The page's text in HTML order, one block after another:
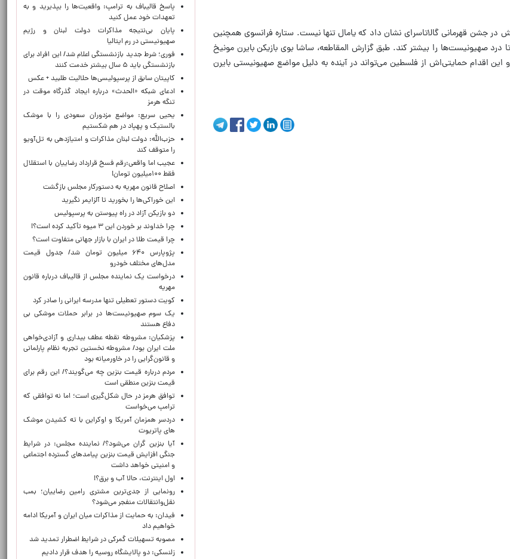
در جشن قهرمانی گالاتاسرای نشان داد که یامال تنها نیست. ستاره فرانسوی همچنین
صهیونیست‌ها را بیشتر کند. طبق گزارش المقاطعه، ساشا بوی بازیکن بایرن مونیخ
اقدام حمایتی‌اش از فلسطین می‌تواند در آینده به دلیل مواضع صهیونیستی بایرن
پاسخ قالیباف به ترامپ: واقعیت‌ها را بپذیرید و به
تعهدات خود عمل کنید
پایان بی‌نتیجه مذاکرات دولت لبنان و رژیم
صهیونیستی در رم ایتالیا
فوری؛ شرط جدید بازنشستگی اعلام شد/ این افراد برای
بازنشستگی باید ۵ سال بیشتر خدمت کنند
کاپیتان سابق از پرسپولیسی‌ها حلالیت طلبید + عکس
ادعای شبکه «الحدث» درباره ایجاد گذرگاه موقت در
تنگه هرمز
یحیی سریع: مواضع مزدوران سعودی را با موشک
بالستیک و پهپاد در هم شکستیم
حزب‌الله: دولت لبنان مذاکرات و امتیازدهی به تل‌آویو
را متوقف کند
عجیب اما واقعی:رقم فسخ قرارداد رضاییان با استقلال
فقط ۱۰۰میلیون تومان!
اصلاح قانون مهریه به دستورکار مجلس بازگشت
این خوراکی‌ها را بخورید تا آلزایمر نگیرید
دو بازیکن آزاد در راه پیوستن به پرسپولیس
چرا خداوند بر خوردن این ۳ میوه تأکید کرده است؟!
چرا قیمت طلا در ایران با بازار جهانی متفاوت است؟
پژوپارس ۶۴۰ میلیون تومان شد/ جدول قیمت
مدل‌های مختلف خودرو
درخواست یک نماینده مجلس از قالیباف درباره قانون
مهریه
کویت دستور تعطیلی تنها مدرسه ایرانی را صادر کرد
یک‌ سوم صهیونیست‌ها در برابر حملات موشکی بی
دفاع هستند
پزشکیان: مشروطه نقطه عطف بیداری و آزادی‌خواهی
ملت ایران بود/ مشروطه نخستین تجربه نظام پارلمانی
و قانون‌گرایی را در خاورمیانه بود
مردم درباره قیمت بنزین چه می‌گویند؟/ این رقم برای
قیمت بنزین منطقی است
توافق هرمز در حال شکل‌گیری است؛ اما نه توافقی که
ترامپ می‌خواست
دردسر همزمان آمریکا و اوکراین با ته کشیدن موشک
های پاتریوت
آیا بنزین گران می‌شود؟/ نماینده مجلس: در شرایط
جنگی افزایش قیمت بنزین پیامدهای گسترده اجتماعی
و امنیتی خواهد داشت
اول اینترنت، حالا آب و برق؟!
رونمایی از جدی‌ترین مشتری رامین رضاییان؛ بمب
نقل‌وانتقالات منفجر می‌شود؟
فیدان: به حمایت از مذاکرات میان ایران و آمریکا ادامه
خواهیم داد
مصوبه تسهیلات گمرکی در شرایط اضطرار تمدید شد
زلنسکی: دو پالایشگاه روسیه را هدف قرار دادیم